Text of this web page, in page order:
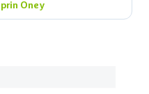
Oney